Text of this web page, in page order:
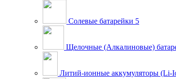
Солевые батарейки 5
Щелочные (Алкалиновые)
Литий-ионные аккумуляторы (Li-